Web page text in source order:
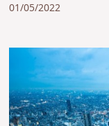
01/05/2022